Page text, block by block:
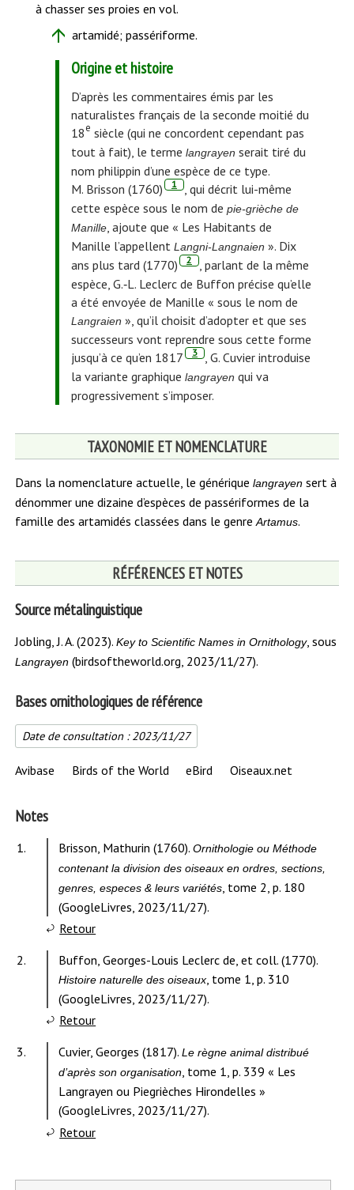
à chasser ses proies en vol.
artamidé; passériforme.
Origine et histoire
D’après les commentaires émis par les
naturalistes français de la seconde moitié du
18e siècle (qui ne concordent cependant pas
tout à fait), le terme langrayen serait tiré du
nom philippin d’une espèce de ce type.
M. Brisson (1760)
1, note de bas de page.
, qui décrit lui-même
cette espèce sous le nom de pie-grièche de
Manille, ajoute que « Les Habitants de
Manille l’appellent Langni-Langnaien ». Dix
ans plus tard (1770)
2, note de bas de page.
, parlant de la même
espèce, G.‑L. Leclerc de Buffon précise qu’elle
a été envoyée de Manille « sous le nom de
Langraien », qu’il choisit d’adopter et que ses
successeurs vont reprendre sous cette forme
jusqu’à ce qu’en 1817
3, note de bas de page.
, G. Cuvier introduise
la variante graphique langrayen qui va
progressivement s’imposer.
TAXONOMIE ET NOMENCLATURE
Dans la nomenclature actuelle, le génériquelangrayen sert à
dénommer une dizaine d’espèces de passériformes de la
famille des artamidés classées dans le genreArtamus.
RÉFÉRENCES ET NOTES
Source métalinguistique
Jobling, J. A. (2023).Key to Scientific Names in Ornithology, sous
Langrayen(birdsoftheworld.org, 2023/11/27).
Bases ornithologiques de référence
Date de consultation : 2023/11/27
Avibase Birds of the World eBird Oiseaux.net
Notes
Contenu
1. Brisson, Mathurin (1760). Ornithologie ou Méthode
contenant la division des oiseaux en ordres, sections,
genres, especes & leurs variétés, tome 2, p. 180
(GoogleLivres, 2023/11/27).
Retourà
de
note
1.
Contenu
2. Buffon, Georges-Louis Leclerc de, et coll. (1770).
Histoire naturelle des oiseaux, tome 1, p. 310
(GoogleLivres, 2023/11/27).
Retourà
de
note
2.
Contenu
3. Cuvier, Georges (1817). Le règne animal distribué
d’après son organisation, tome 1, p. 339 « Les
Langrayen ou Piegrièches Hirondelles »
(GoogleLivres, 2023/11/27).
Retourà